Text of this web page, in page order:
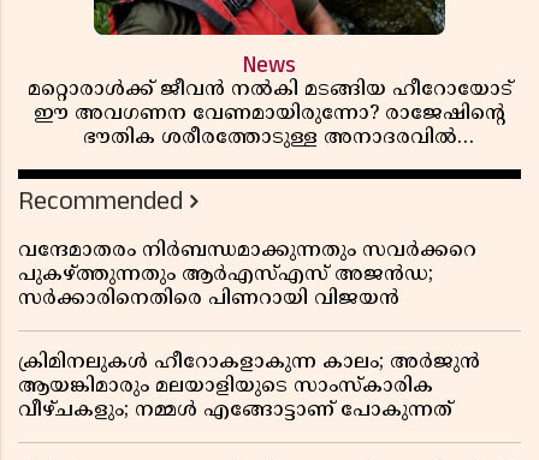
News
മറ്റൊരാൾക്ക് ജീവൻ നൽകി മടങ്ങിയ ഹീറോയോട്
ഈ അവഗണന വേണമായിരുന്നോ? രാജേഷിൻ്റെ
ഭൗതിക ശരീരത്തോടുള്ള അനാദരവിൽ
Recommended
വന്ദേമാതരം നിർബന്ധമാക്കുന്നതും സവർക്കറെ
പുകഴ്ത്തുന്നതും ആർഎസ്എസ് അജൻഡ;
സർക്കാരിനെതിരെ പിണറായി വിജയൻ
ക്രിമിനലുകൾ ഹീറോകളാകുന്ന കാലം; അർജുൻ
ആയങ്കിമാരും മലയാളിയുടെ സാംസ്കാരിക
വീഴ്ചകളും; നമ്മൾ എങ്ങോട്ടാണ് പോകുന്നത്